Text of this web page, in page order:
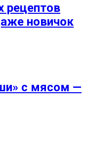
рецептов
новичок
с мясом —